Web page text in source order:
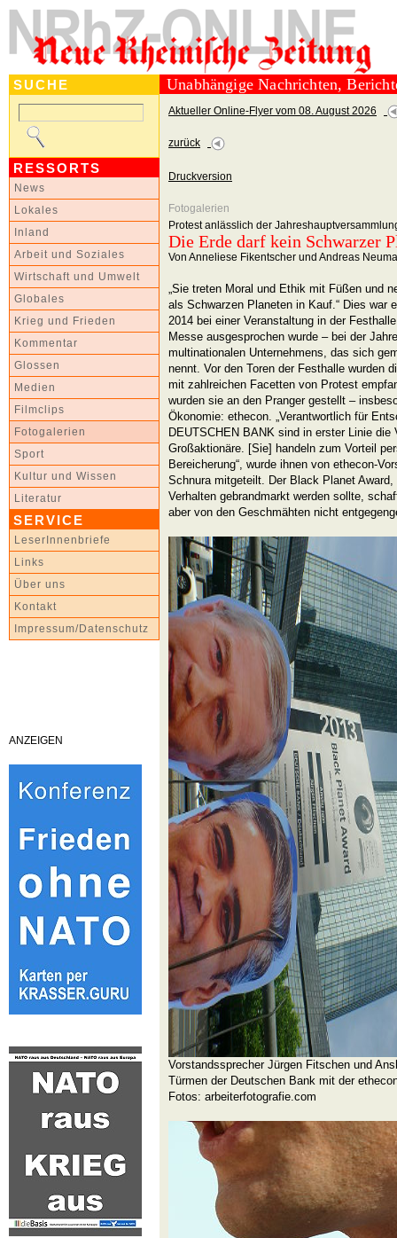
SUCHE
RESSORTS
News
Lokales
Inland
Arbeit und Soziales
Wirtschaft und Umwelt
Globales
Krieg und Frieden
Kommentar
Glossen
Medien
Filmclips
Fotogalerien
Sport
Kultur und Wissen
Literatur
SERVICE
LeserInnenbriefe
Links
Über uns
Kontakt
Impressum/Datenschutz
ANZEIGEN
Unabhängige Nachrichten,
Aktueller Online-Flyer vom 08. August 2026
zurück
Druckversion
Fotogalerien
Protest anlässlich der
Die Erde darf kein Schwarzer
Von Anneliese Fikentscher und Andreas
„Sie treten Moral und Ethik mit Füßen und
als Schwarzen Planeten in Kauf.“ Dies war
2014 bei einer Veranstaltung in der
Messe ausgesprochen wurde – bei der
multinationalen Unternehmens, das sich
nennt. Vor den Toren der Festhalle wurden
mit zahlreichen Facetten von Protest
wurden sie an den Pranger gestellt –
Ökonomie: ethecon. „Verantwortlich für
DEUTSCHEN BANK sind in erster Linie die
Großaktionäre. [Sie] handeln zum Vorteil
Bereicherung“, wurde ihnen von ethecon-
Schnura mitgeteilt. Der Black Planet
Verhalten gebrandmarkt werden sollte,
aber von den Geschmähten nicht
Vorstandssprecher Jürgen Fitschen und
Türmen der Deutschen Bank mit der
Fotos: arbeiterfotografie.com